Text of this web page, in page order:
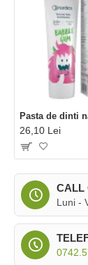
CALL
Luni -
26,10 Lei